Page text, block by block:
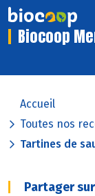
Biocoop
Accueil
Toutes nos
Tartines de
Partager sur